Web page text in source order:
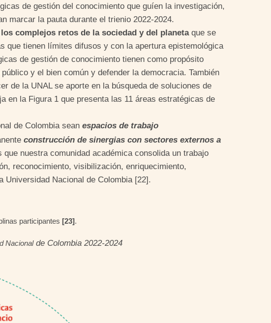
de gestión del conocimiento que guíen la investigación,
marcar la pauta durante el trienio 2022-2024.
complejos retos de la sociedad y del planetaque se
que tienen límites difusos y con la apertura epistemológica
de gestión de conocimiento tienen como propósito
y el bien común y defender la democracia. También
de la UNAL se aporte en la búsqueda de soluciones de
en la Figura 1 que presenta las 11 áreas estratégicas de
de Colombia seanespacios de trabajo
construcción de sinergias con sectores externos a
que nuestra comunidad académica consolida un trabajo
reconocimiento, visibilización, enriquecimiento,
Nacional de Colombia [22].
participantes [23].
Nacionalde Colombia 2022-2024